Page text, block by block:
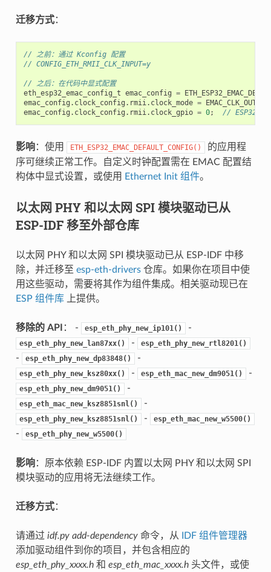
迁移方式：
// 之前：通过 Kconfig 配置
// CONFIG_ETH_RMII_CLK_INPUT=y
// 之后：在代码中显式配置
eth_esp32_emac_config_t emac_config =
emac_config . clock_config . rmii. clock_mode = EMAC_CLK_OUT
emac_config . clock_config . rmii. clock_gpio = 0; // ESP32 使
影响 ：使用 ETH_ESP32_EMAC_DEFAULT_CONFIG()
的应用程
序可继续正常工作。自定义时钟配置需在 EMAC 配置结
构体中显式设置，或使用
Ethernet Init 组件。
以太网 PHY 和以太网 SPI 模块驱动已从
ESP-IDF 移至外部仓库
以太网 PHY 和以太网 SPI 模块驱动已从 ESP-IDF 中移
除，并迁移至 esp-eth-drivers仓库。如果你在项目中使
用这些驱动，需要将其作为组件集成。相关驱动现已在
ESP 组件库上提供。
移除的 API ： - esp_eth_phy_new_ip101() -
esp_eth_phy_new_lan87xx() - esp_eth_phy_new_rtl8201()
- esp_eth_phy_new_dp83848() -
esp_eth_phy_new_ksz80xx() - esp_eth_mac_new_dm9051() -
esp_eth_phy_new_dm9051() -
esp_eth_mac_new_ksz8851snl() -
esp_eth_phy_new_ksz8851snl() - esp_eth_mac_new_w5500()
- esp_eth_phy_new_w5500()
影响 ：原本依赖 ESP-IDF 内置以太网 PHY 和以太网 SPI
模块驱动的应用将无法继续工作。
迁移方式：
请通过 idf.py add-dependency命令，从
IDF 组件管理器
添加驱动组件到你的项目，并包含相应的
esp_eth_phy_xxxx.h和 esp_eth_mac_xxxx.h头文件，或使